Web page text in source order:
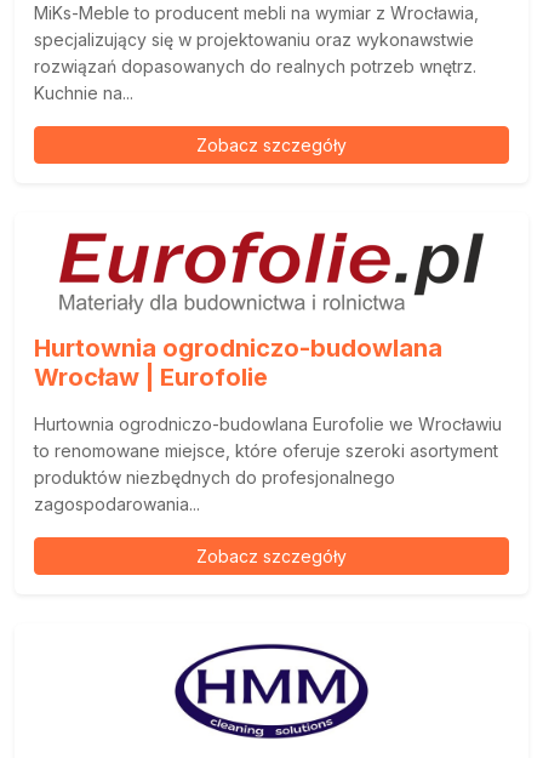
MiKs-Meble to producent mebli na wymiar z Wrocławia,
specjalizujący się w projektowaniu oraz wykonawstwie
rozwiązań dopasowanych do realnych potrzeb wnętrz.
Kuchnie na...
Zobacz szczegóły
Hurtownia ogrodniczo-budowlana
Wrocław | Eurofolie
Hurtownia ogrodniczo-budowlana Eurofolie we Wrocławiu
to renomowane miejsce, które oferuje szeroki asortyment
produktów niezbędnych do profesjonalnego
zagospodarowania...
Zobacz szczegóły